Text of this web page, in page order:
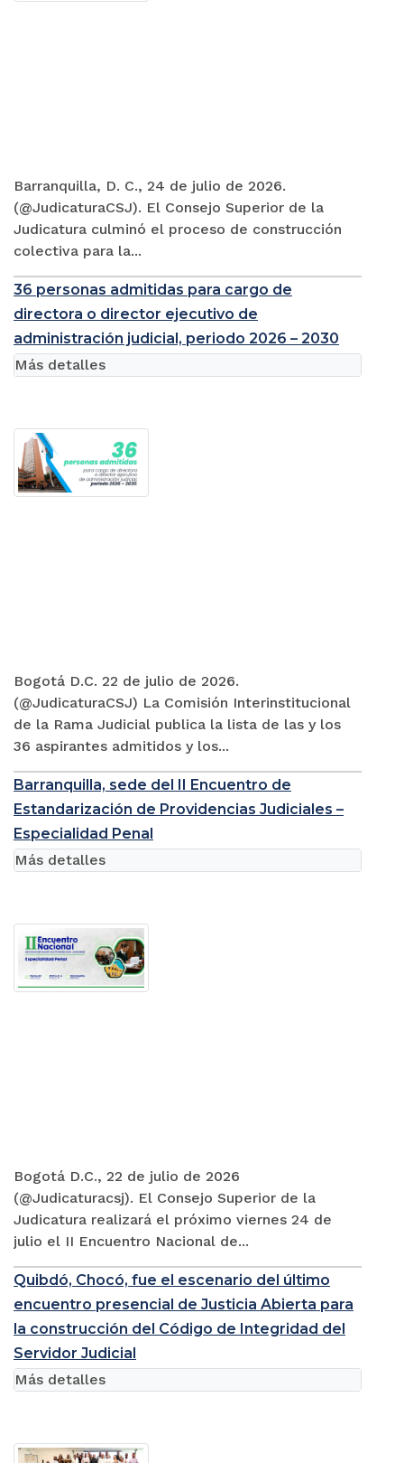
Barranquilla, D. C., 24 de julio de 2026.
(@JudicaturaCSJ). El Consejo Superior de la
Judicatura culminó el proceso de construcción
colectiva para la...
36 personas admitidas para cargo de
directora o director ejecutivo de
administración judicial, periodo 2026 – 2030
Bogotá D.C. 22 de julio de 2026.
(@JudicaturaCSJ) La Comisión Interinstitucional
de la Rama Judicial publica la lista de las y los
36 aspirantes admitidos y los...
Más detalles
Barranquilla, sede del II Encuentro de
Estandarización de Providencias Judiciales –
Especialidad Penal
Bogotá D.C., 22 de julio de 2026
(@Judicaturacsj). El Consejo Superior de la
Judicatura realizará el próximo viernes 24 de
julio el II Encuentro Nacional de...
Más detalles
Quibdó, Chocó, fue el escenario del último
encuentro presencial de Justicia Abierta para
la construcción del Código de Integridad del
Servidor Judicial
Más detalles